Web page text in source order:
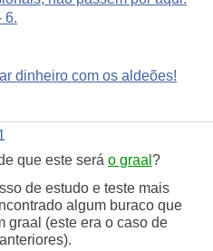
6.
dinheiro com os aldeões!
que este será o graal ?
de estudo e teste mais
algum buraco que
graal (este era o caso de